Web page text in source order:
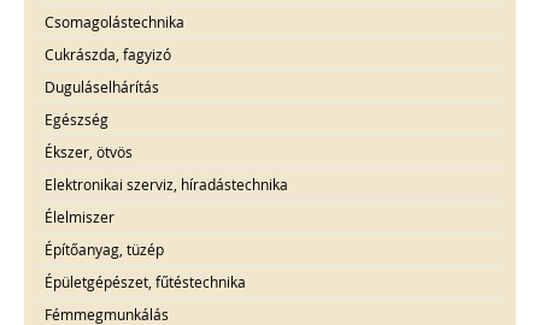
Csomagolástechnika
Cukrászda, fagyizó
Duguláselhárítás
Egészség
Ékszer, ötvös
Elektronikai szerviz, híradástechnika
Élelmiszer
Építőanyag, tüzép
Épületgépészet, fűtéstechnika
Fémmegmunkálás